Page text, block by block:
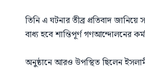
তিনি এ ঘটনার তীব্র প্রতিবাদ জানিয়ে
বাধ্য হবে শান্তিপূর্ণ গণআন্দোলনের
অনুষ্ঠানে আরও উপস্থিত ছিলেন